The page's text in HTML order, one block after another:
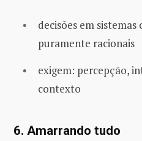
decisões em
puramente racionais
exigem: percepção,
contexto
6. Amarrando tudo